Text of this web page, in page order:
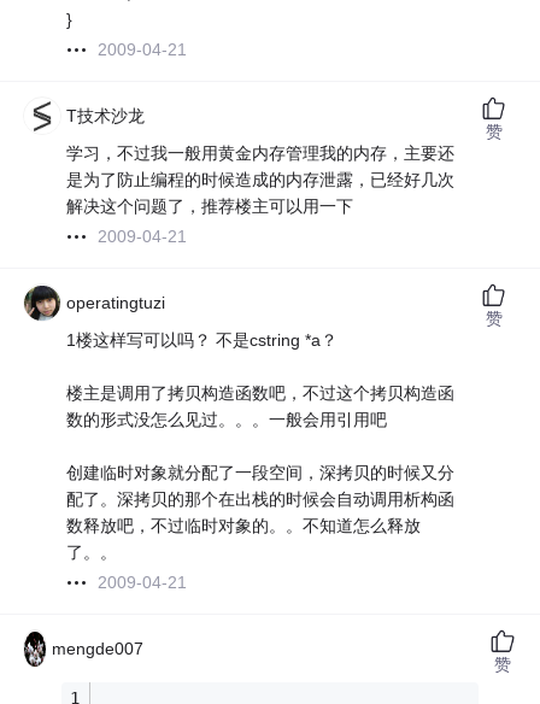
}
2009-04-21
T技术沙龙
学习，不过我一般用黄金内存管理我的内存，主要还
是为了防止编程的时候造成的内存泄露，已经好几次
解决这个问题了，推荐楼主可以用一下
2009-04-21
赞
operatingtuzi
1楼这样写可以吗？ 不是cstring *a？
楼主是调用了拷贝构造函数吧，不过这个拷贝构造函
数的形式没怎么见过。。。一般会用引用吧
创建临时对象就分配了一段空间，深拷贝的时候又分
配了。深拷贝的那个在出栈的时候会自动调用析构函
数释放吧，不过临时对象的。。不知道怎么释放
了。。
2009-04-21
赞
mengde007
赞